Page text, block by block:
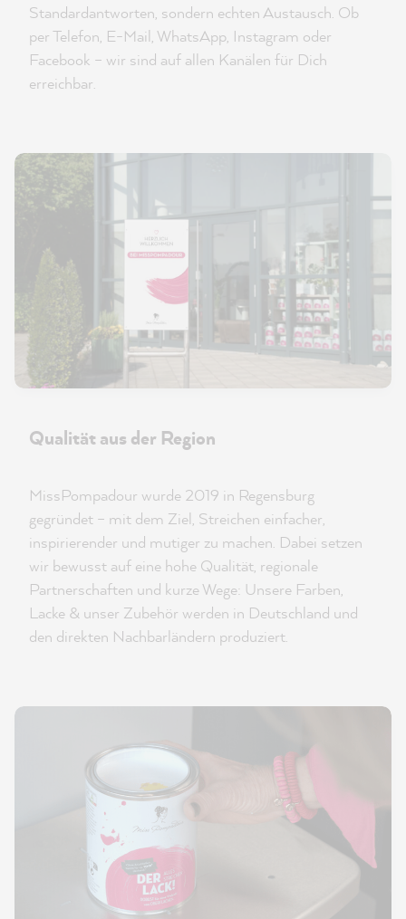
Standardantworten, sondern echten Austausch. Ob
per Telefon, E-Mail, WhatsApp, Instagram oder
Facebook – wir sind auf allen Kanälen für Dich
erreichbar.
Qualität aus der Region
MissPompadour wurde 2019 in Regensburg
gegründet – mit dem Ziel, Streichen einfacher,
inspirierender und mutiger zu machen. Dabei setzen
wir bewusst auf eine hohe Qualität, regionale
Partnerschaften und kurze Wege: Unsere Farben,
Lacke & unser Zubehör werden in Deutschland und
den direkten Nachbarländern produziert.